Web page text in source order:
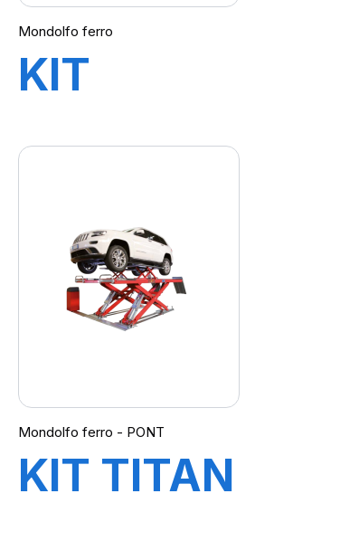
Mondolfo ferro
KIT
UP laser
Mondolfo ferro - PONT
KIT TITAN